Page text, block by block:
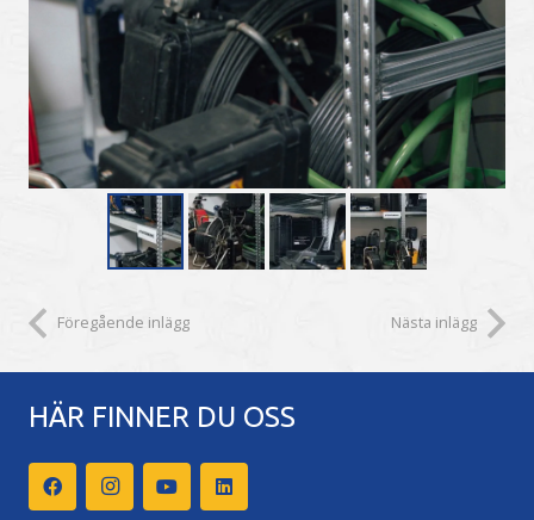
Föregående inlägg Nästa inlägg
HÄR FINNER DU OSS